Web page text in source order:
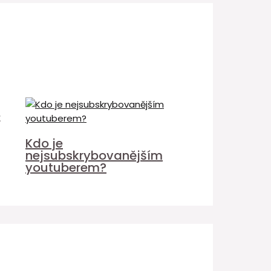
Kdo je
nejsubskrybovanějším
youtuberem?